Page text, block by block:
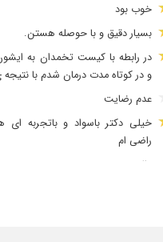
خوب بود
بسیار دقیق و با حوصله هستن.
در رابطه با کیست تخمدان به
و در کوتاه مدت درمان شدم با
عدم رضایت
خیلی دکتر باسواد و باتجربه ای
راضی ام
عالیییی